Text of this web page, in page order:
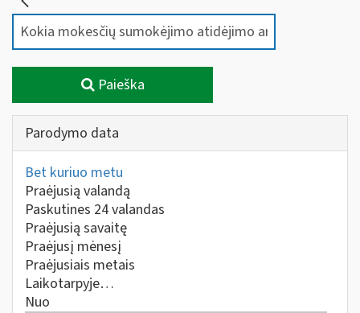
Paieška
Parodymo data
Bet kuriuo metu
Praėjusią valandą
Paskutines 24 valandas
Praėjusią savaitę
Praėjusį mėnesį
Praėjusiais metais
Laikotarpyje…
Nuo